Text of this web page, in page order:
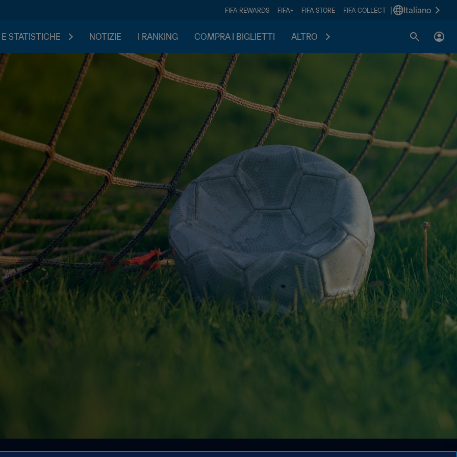
FIFA REWARDS FIFA+ FIFA STORE FIFA COLLECT Italiano
STATISTICHE NOTIZIE I RANKING COMPRA I BIGLIETTI ALTRO